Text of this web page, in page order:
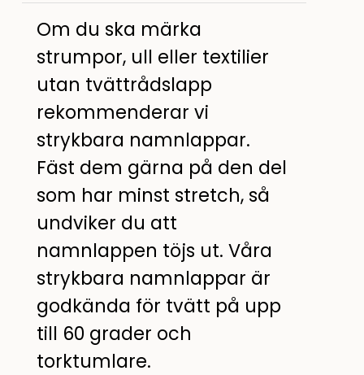
Om du ska märka
strumpor, ull eller textilier
utan tvättrådslapp
rekommenderar vi
strykbara namnlappar.
Fäst dem gärna på den del
som har minst stretch, så
undviker du att
namnlappen töjs ut. Våra
strykbara namnlappar är
godkända för tvätt på upp
till 60 grader och
torktumlare.